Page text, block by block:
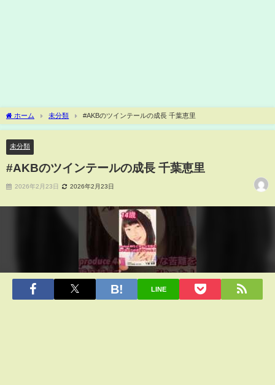
ホーム 未分類 #AKBのツインテールの成長 千葉恵里
未分類
#AKBのツインテールの成長 千葉恵里
2026年2月23日 2026年2月23日
LINE